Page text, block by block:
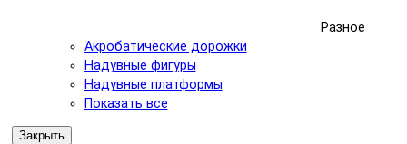
Разное
Акробатические дорожки
Надувные фигуры
Надувные платформы
Показать все
Закрыть